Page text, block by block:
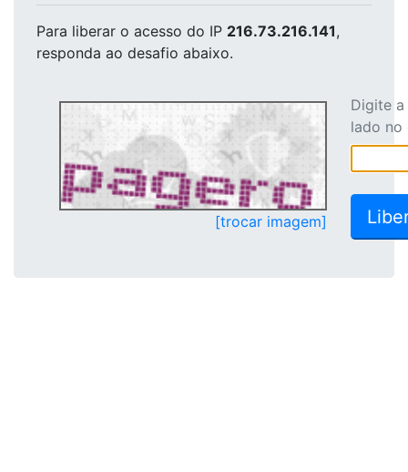
Para liberar o acesso do IP 216.73.216.141,
responda ao desafio abaixo.
[trocar imagem]
Digite
lado no